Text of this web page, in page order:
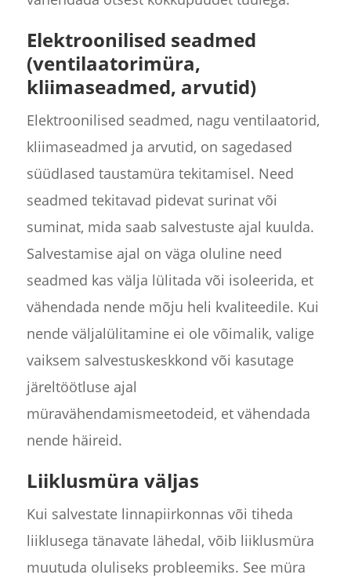
Elektroonilised seadmed
(ventilaatorimüra,
kliimaseadmed, arvutid)
Elektroonilised seadmed, nagu ventilaatorid,
kliimaseadmed ja arvutid, on sagedased
süüdlased taustamüra tekitamisel. Need
seadmed tekitavad pidevat surinat või
suminat, mida saab salvestuste ajal kuulda.
Salvestamise ajal on väga oluline need
seadmed kas välja lülitada või isoleerida, et
vähendada nende mõju heli kvaliteedile. Kui
nende väljalülitamine ei ole võimalik, valige
vaiksem salvestuskeskkond või kasutage
järeltöötluse ajal
müravähendamismeetodeid, et vähendada
nende häireid.
Liiklusmüra väljas
Kui salvestate linnapiirkonnas või tiheda
liiklusega tänavate lähedal, võib liiklusmüra
muutuda oluliseks probleemiks. See müra